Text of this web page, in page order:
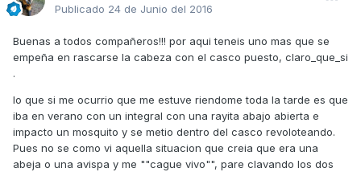
Publicado 24 de Junio del 2016
Buenas a todos compañeros!!! por aqui teneis uno mas que se
empeña en rascarse la cabeza con el casco puesto, claro_que_si
.
lo que si me ocurrio que me estuve riendome toda la tarde es que
iba en verano con un integral con una rayita abajo abierta e
impacto un mosquito y se metio dentro del casco revoloteando.
Pues no se como vi aquella situacion que creia que era una
abeja o una avispa y me ""cague vivo"", pare clavando los dos